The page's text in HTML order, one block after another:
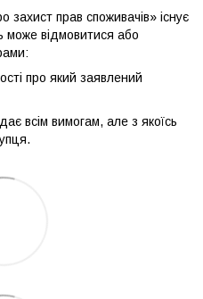
захист прав споживачів» існує
може відмовитися або
про який заявлений
всім вимогам, але з якоїсь